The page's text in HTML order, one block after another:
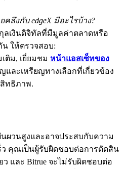
Carnival
USDT Bonus
10% APR
Daily Rewards
6.5% APR
Rewards
ลึงกับ edgeX มีอะไรบ้าง?
ลเงินดิจิทัลที่มีมูลค่าตลาดหรือ
ให้ตรวจสอบ:
ติม, เยี่ยมชม หน้าแอสเซ็ทของ
และเหรียญทางเลือกที่เกี่ยวข้อง
ทธิภาพ.
ผวนสูงและอาจประสบกับความ
ว คุณเป็นผู้รับผิดชอบต่อการตัดสิน
และ Bitrue จะไม่รับผิดชอบต่อ